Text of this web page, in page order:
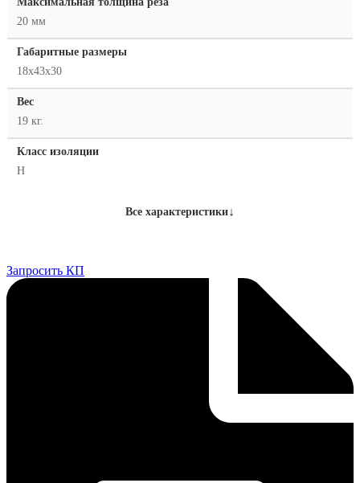
20 мм
Габаритные размеры
18x43x30
Вес
19 кг.
Класс изоляции
H
Все характеристики↓
Запросить КП